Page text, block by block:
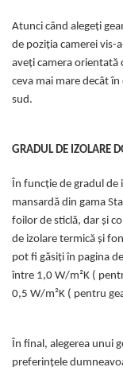
Atunci când alegeți
de poziția camerei vis-
aveți camera orientată
ceva mai mare decât
sud.
GRADUL DE IZOLARE
În funcție de gradul
mansardă din gama
foilor de sticlă, dar și
de izolare termică și
pot fi găsiți în pagina
între 1,0 W/m²K (
0,5 W/m²K ( pentru
În final, alegerea unui
preferințele